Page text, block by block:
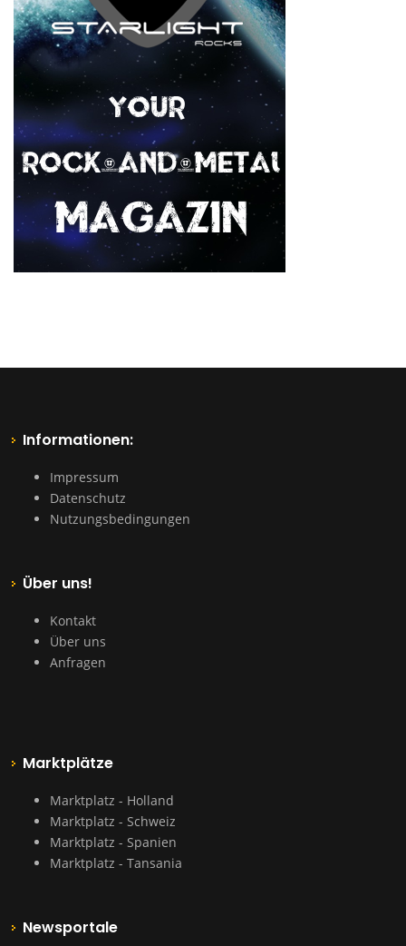
Informationen:
Impressum
Datenschutz
Nutzungsbedingungen
Über uns!
Kontakt
Über uns
Anfragen
Marktplätze
Marktplatz - Holland
Marktplatz - Schweiz
Marktplatz - Spanien
Marktplatz - Tansania
Newsportale